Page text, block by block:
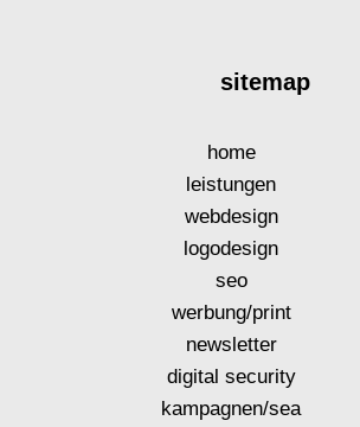
sitemap
home
leistungen
webdesign
logodesign
seo
werbung/print
newsletter
digital security
kampagnen/sea